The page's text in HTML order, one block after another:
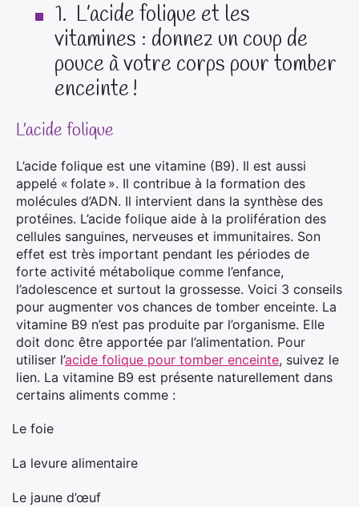
1. L’acide folique et les
vitamines : donnez un coup de
pouce à votre corps pour tomber
enceinte !
L’acide folique
L’acide folique est une vitamine (B9). Il est aussi
appelé « folate ». Il contribue à la formation des
molécules d’ADN. Il intervient dans la synthèse des
protéines. L’acide folique aide à la prolifération des
cellules sanguines, nerveuses et immunitaires. Son
effet est très important pendant les périodes de
forte activité métabolique comme l’enfance,
l’adolescence et surtout la grossesse. Voici 3 conseils
pour augmenter vos chances de tomber enceinte. La
vitamine B9 n’est pas produite par l’organisme. Elle
doit donc être apportée par l’alimentation. Pour
utiliser l’acide folique pour tomber enceinte, suivez le
lien. La vitamine B9 est présente naturellement dans
certains aliments comme :
Le foie
La levure alimentaire
Le jaune d’œuf